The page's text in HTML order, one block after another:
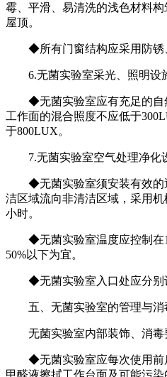
霉、平滑、易清洗的浅色材料
屋顶。
◆所有门窗结构应采用防锈
6.无菌实验室采光、照明设
◆无菌实验室应有充足的自
工作面的混合照度不应低于
于800LUX。
7.无菌实验室空气处理净化
◆无菌实验室须安装有效的
洁区域流向非清洁区域，采用
小时。
◆无菌实验室温度应控制在
50%以下为宜。
◆无菌实验室入口处应分别
五、无菌实验室的管理与消
无菌实验室内部装饰、消毒
◆无菌实验室应每次使用前
甲醛液擦拭工作台面及可能污